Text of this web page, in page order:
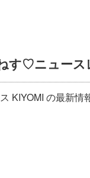
す♡ニュース
KIYOMI の最新情